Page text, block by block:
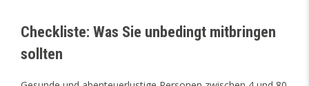
Checkliste: Was Sie unbedingt mitbringen
sollten